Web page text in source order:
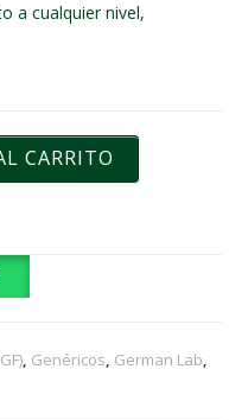
a cualquier nivel,
CARRITO
, Genéricos, German Lab,